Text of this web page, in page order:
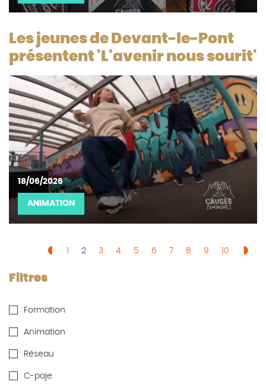
Les jeunes de Devant-le-Pont
présentent 'L'avenir nous sourit'
18/06/2026
ANIMATION
1 2 3 4 5 6 7 8 9 10
Filtres
Formation
Animation
Réseau
C-paje